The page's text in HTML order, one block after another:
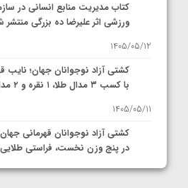
کتاب مدیریت منابع انسانی در
ورزشی اثر علیرضا ده بزرگی منتشر
1405/05/12
کشتی آزاد نوجوانان جهان؛ نایب
با کسب ۳ مدال طلا، ۱ نقره و ۲ مدال برنز
1405/05/11
کشتی آزاد نوجوانان قهرمانی
در پنج وزن نخست، فراستی
1405/05/11